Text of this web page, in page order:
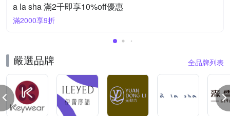
a la sha 滿2千即享10%off優惠
滿2000享9折
嚴選品牌 全品牌列表